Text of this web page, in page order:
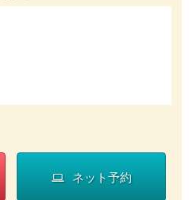
ネット予約